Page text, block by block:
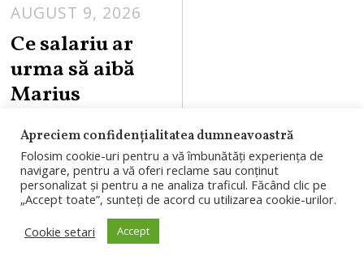
AUGUST 9, 2026
Ce salariu ar
urma să aibă
Marius
CFR Cluj. La
același nivel cu
Bergodi de la
„U”
Apreciem confidențialitatea dumneavoastră
Folosim cookie-uri pentru a vă îmbunătăți experiența de
navigare, pentru a vă oferi reclame sau conținut
personalizat și pentru a ne analiza traficul. Făcând clic pe
„Accept toate”, sunteți de acord cu utilizarea cookie-urilor.
Cookie setari
Accept